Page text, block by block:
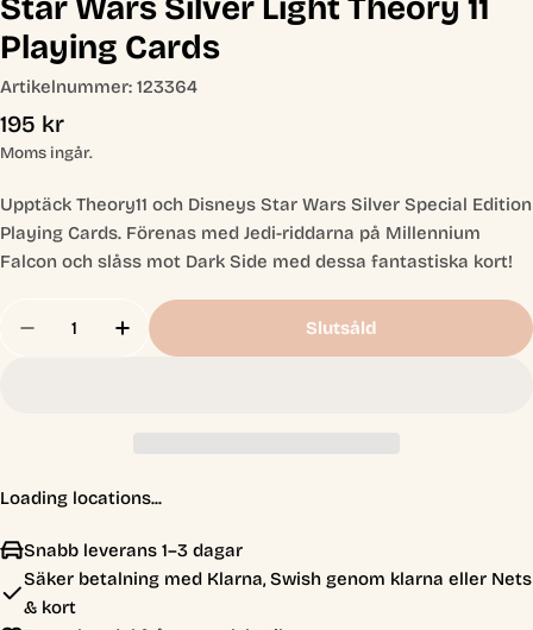
Playing Cards
Artikelnummer: 123364
Ordinarie
pris
195 kr
Moms ingår.
Upptäck Theory11 och Disneys Star Wars Silver Special Edition
Playing Cards. Förenas med Jedi-riddarna på Millennium
Falcon och slåss mot Dark Side med dessa fantastiska kort!
Minska Antal För Star Wars Silver Light Theory
Öka Antal För Star Wars Silver Light
Slutsåld
Loading locations...
Snabb leverans 1–3 dagar
Säker betalning med Klarna, Swish genom klarna eller Nets
& kort